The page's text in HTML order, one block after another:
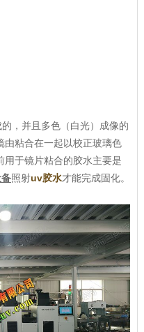
，并且多色（白光）成像的
由粘合在一起以校正玻璃色
于镜片粘合的胶水主要是
照射uv胶水才能完成固化。